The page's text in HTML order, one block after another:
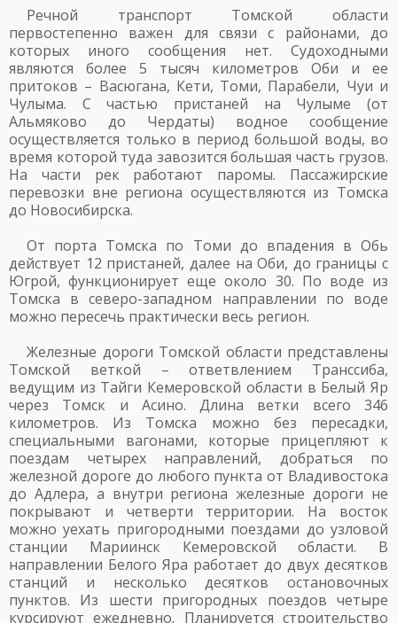
Речной транспорт Томской области
первостепенно важен для связи с районами, до
которых иного сообщения нет. Судоходными
являются более 5 тысяч километров Оби и ее
притоков – Васюгана, Кети, Томи, Парабели, Чуи и
Чулыма. С частью пристаней на Чулыме (от
Альмяково до Чердаты) водное сообщение
осуществляется только в период большой воды, во
время которой туда завозится большая часть грузов.
На части рек работают паромы. Пассажирские
перевозки вне региона осуществляются из Томска
до Новосибирска.
От порта Томска по Томи до впадения в Обь
действует 12 пристаней, далее на Оби, до границы с
Югрой, функционирует еще около 30. По воде из
Томска в северо-западном направлении по воде
можно пересечь практически весь регион.
Железные дороги Томской области представлены
Томской веткой – ответвлением Транссиба,
ведущим из Тайги Кемеровской области в Белый Яр
через Томск и Асино. Длина ветки всего 346
километров. Из Томска можно без пересадки,
специальными вагонами, которые прицепляют к
поездам четырех направлений, добраться по
железной дороге до любого пункта от Владивостока
до Адлера, а внутри региона железные дороги не
покрывают и четверти территории. На восток
можно уехать пригородными поездами до узловой
станции Мариинск Кемеровской области. В
направлении Белого Яра работает до двух десятков
станций и несколько десятков остановочных
пунктов. Из шести пригородных поездов четыре
курсируют ежедневно. Планируется строительство